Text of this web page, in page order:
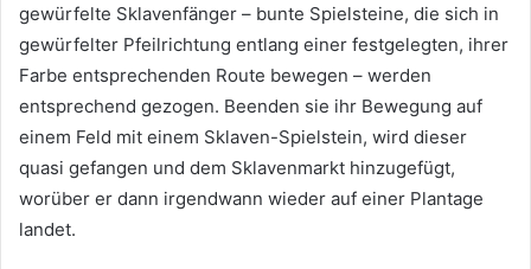
gewürfelte Sklavenfänger – bunte Spielsteine, die sich in
gewürfelter Pfeilrichtung entlang einer festgelegten, ihrer
Farbe entsprechenden Route bewegen – werden
entsprechend gezogen. Beenden sie ihr Bewegung auf
einem Feld mit einem Sklaven-Spielstein, wird dieser
quasi gefangen und dem Sklavenmarkt hinzugefügt,
worüber er dann irgendwann wieder auf einer Plantage
landet.